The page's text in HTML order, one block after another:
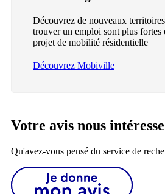
Découvrez de nouveaux
trouver un emploi sont plus fortes
projet de mobilité résidentielle
Découvrez Mobiville
Votre avis nous intéresse
Qu'avez-vous pensé du service de